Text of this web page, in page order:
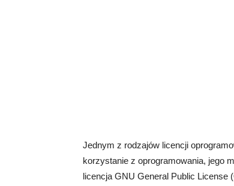
Jednym z rodzajów licencji
korzystanie z oprogramowania, jego
licencja GNU General Public License